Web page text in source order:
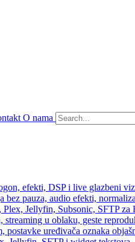
O nama
efekti, DSP i live glazbeni
bez pauza, audio efekti,
Jellyfin, Subsonic, SFTP za
u oblaku, geste
postavke uređivača oznaka